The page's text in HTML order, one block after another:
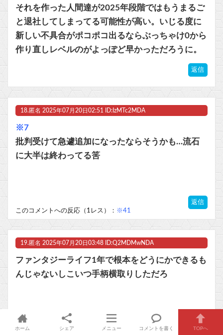
それを作った人間達が2025年段階ではもうまるご
と退社してしまってる可能性が高い。いじる度に
新しい不具合がポコポコ出るならぶっちゃけ0から
作り直しレベルのがよっぽど早かっただろうに。
返信
18. 匿名 2025年07月20日02:51 ID:IzMTc2MDA
※7
批判受けて急遽追加になったならそうかも…流石
に大半は終わってる筈
返信
このコメントへの反応（1レス）： ※41
19. 匿名 2025年07月20日03:48 ID:Q2MDMwNDA
ファンタジーライフ1年で根本をどうにかできるも
んじゃないしこいつ手柄横取りしただろ
返信
このコメントへの反応（1レス）：※89
ホーム シェア メニュー コメントを書く TOPへ